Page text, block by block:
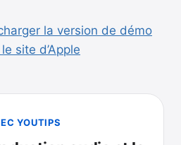
la version de démo
site d’Apple
YOUTIPS